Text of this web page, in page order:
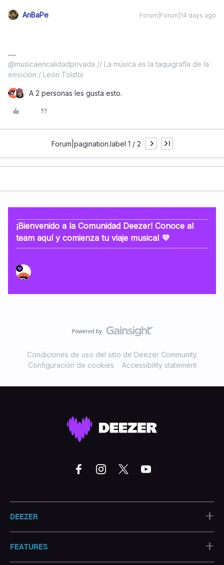
AnBaPe Forum|Forum|14 days ago
@musicaencalidadprivada // La música es la taquigrafía de la
emoción / León Tolstoi
A 2 personas les gusta esto.
Forum|pagination.label 1 / 2
¡Bienvenido a la Comunidad Deezer! Conoce al
team aquí y comienza tu viaje musical 💜
Condiciones de uso del sitio de Deezer Community
Configuración de cookies
Accessibility statement
DEEZER +
FEATURES +